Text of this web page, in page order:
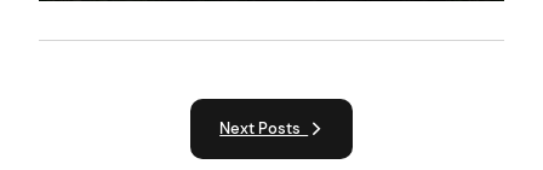
Next Posts